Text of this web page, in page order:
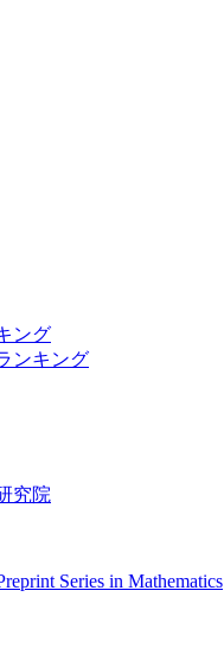
ング
ンキング
究院
Series in Mathematics